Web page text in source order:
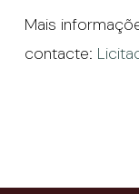
Mais
contacte: